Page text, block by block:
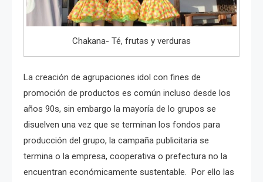
Chakana- Té, frutas y verduras
La creación de agrupaciones idol con fines de
promoción de productos es común incluso desde los
años 90s, sin embargo la mayoría de lo grupos se
disuelven una vez que se terminan los fondos para
producción del grupo, la campaña publicitaria se
termina o la empresa, cooperativa o prefectura no la
encuentran económicamente sustentable. Por ello las